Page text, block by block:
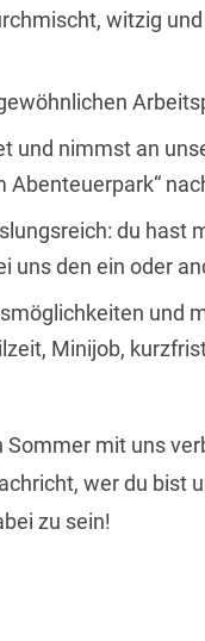
witzig
und nimmst an
du hast
uns den ein oder
und
Minijob,
Sommer mit uns
wer du bist
zu sein!